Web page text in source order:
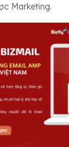
Marketing.